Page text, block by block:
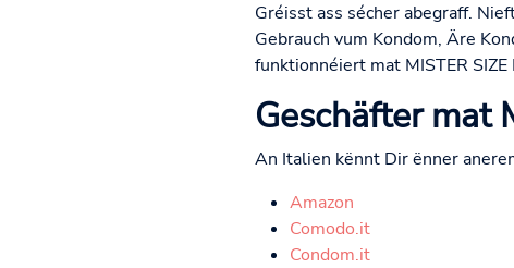
Gréisst ass sécher abegraff.
Gebrauch vum Kondom, Äre
funktionnéiert mat MISTER SIZE
Geschäfter mat
An Italien kënnt Dir ënner
Amazon
Comodo.it
Condom.it